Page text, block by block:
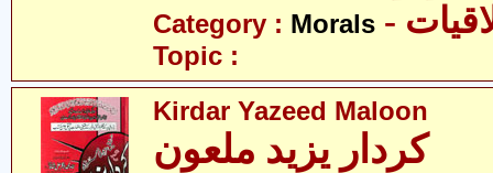
Category : Morals
Topic :
Kirdar Yazeed Maloon
کردار یزید ملعون